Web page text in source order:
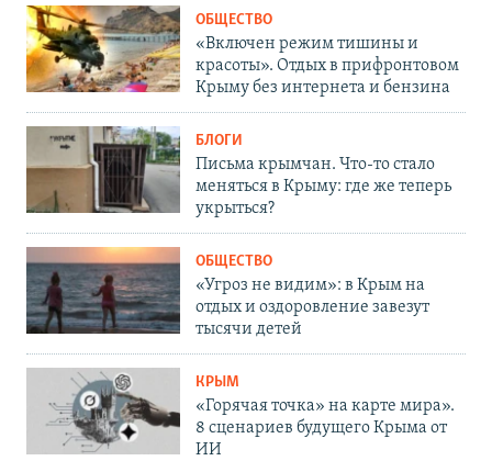
ОБЩЕСТВО
«Включен режим тишины и
красоты». Отдых в прифронтовом
Крыму без интернета и бензина
БЛОГИ
Письма крымчан. Что-то стало
меняться в Крыму: где же теперь
укрыться?
ОБЩЕСТВО
«Угроз не видим»: в Крым на
отдых и оздоровление завезут
тысячи детей
КРЫМ
«Горячая точка» на карте мира».
8 сценариев будущего Крыма от
ИИ